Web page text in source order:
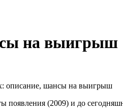
на выигрыш
(2009) и до